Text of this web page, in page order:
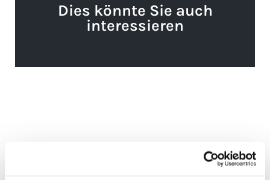
Dies könnte Sie auch
interessieren